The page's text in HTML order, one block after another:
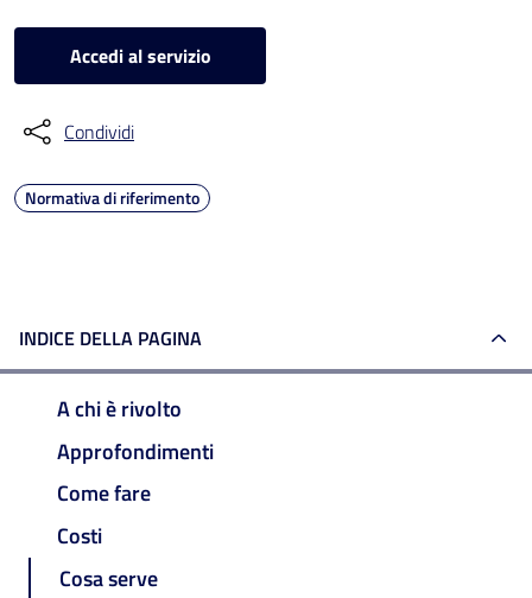
Accedi al servizio
Condividi
Normativa di riferimento
INDICE DELLA PAGINA
A chi è rivolto
Approfondimenti
Come fare
Costi
Cosa serve